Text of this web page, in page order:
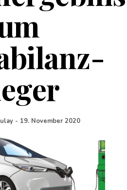
- 19. November 2020